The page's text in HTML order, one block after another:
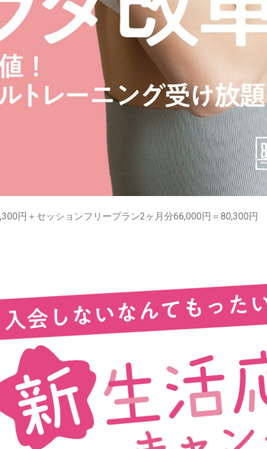
円＋セッションフリープラン2ヶ月分66,000円＝80,300円